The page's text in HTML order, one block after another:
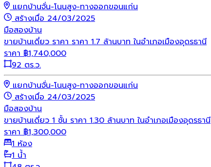
แยกบ้านจั่น-โนนสูง-ทางออกขอนแก่น
สร้างเมื่อ 24/03/2025
มือสองบ้าน
ขายบ้านเดี่ยว ราคา ราคา 1.7 ล้านบาท ในอำเภอเมืองอุดรธานี
ราคา ฿1,740,000
92 ตร.ว.
แยกบ้านจั่น-โนนสูง-ทางออกขอนแก่น
สร้างเมื่อ 24/03/2025
มือสองบ้าน
ขายบ้านเดี่ยว 1 ชั้น ราคา 1.30 ล้านบาท ในอำเภอเมืองอุดรธานี
ราคา ฿1,300,000
1 ห้อง
1 น้ำ